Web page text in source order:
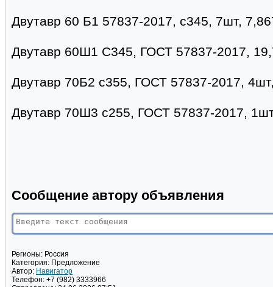
Двутавр 60 Б1 57837-2017, с345, 7шт,
Двутавр 60Ш1 С345, ГОСТ 57837-2017,
Двутавр 70Б2 с355, ГОСТ 57837-2017,
Двутавр 70Ш3 с255, ГОСТ 57837-2017,
Сообщение автору объявления
Регионы: Россия
Категория: Предложение
Автор: Навигатор
Телефон: +7 (982) 3333966